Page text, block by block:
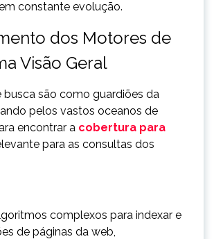
constante evolução.
dos Motores de
Visão Geral
busca são como guardiões da
pelos vastos oceanos de
encontrar a cobertura para
para as consultas dos
complexos para indexar e
de páginas da web,